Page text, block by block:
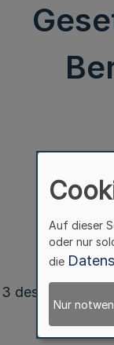
des
Auf dieser
oder nur
die
Nur